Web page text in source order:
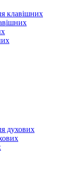
клавішних
духових